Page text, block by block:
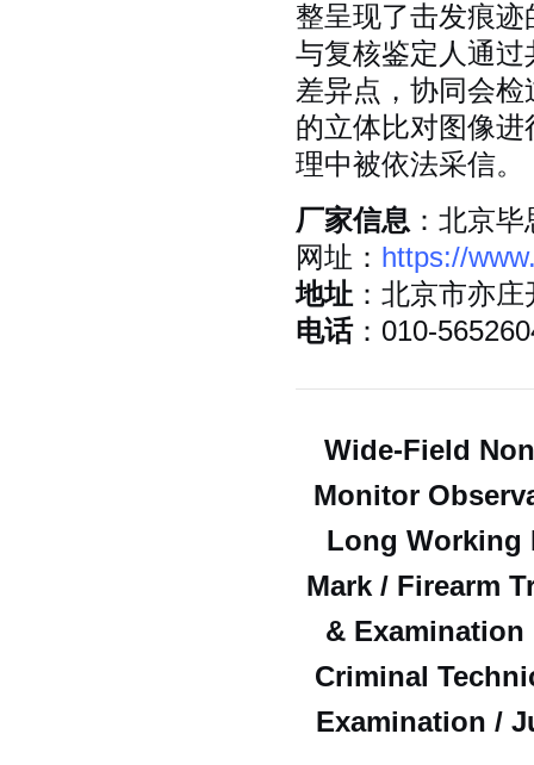
整呈现了击发痕
与复核鉴定人通
差异点，协同会
的立体比对图像
理中被依法采信。
厂家信息 ：北京
网址： https://
地址 ：北京市亦
电话：010-
Wide-Field
Monitor
Long Working
Mark / Firearm
&
Criminal
Examination /